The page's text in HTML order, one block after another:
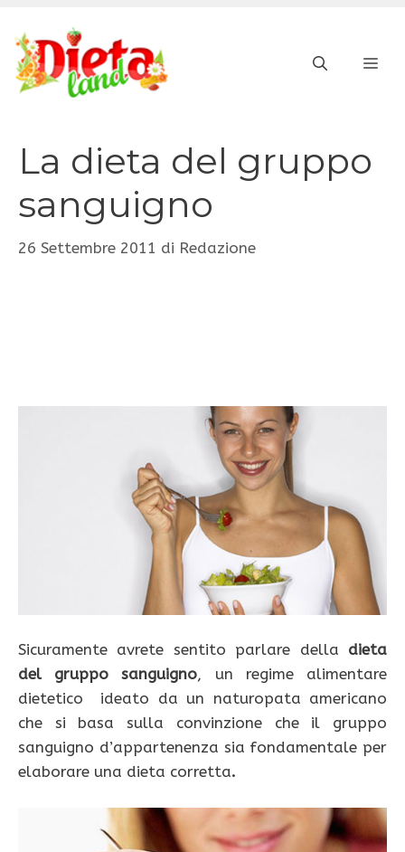
contenuto
La dieta del gruppo
sanguigno
26 Settembre 2011 di Redazione
Sicuramente avrete sentito parlare della dieta
del gruppo sanguigno, un regime alimentare
dietetico ideato da un naturopata americano
che si basa sulla convinzione che il gruppo
sanguigno d’appartenenza sia fondamentale per
elaborare una dieta corretta.